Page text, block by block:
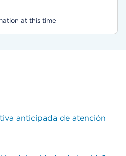
at this time
anticipada de atención